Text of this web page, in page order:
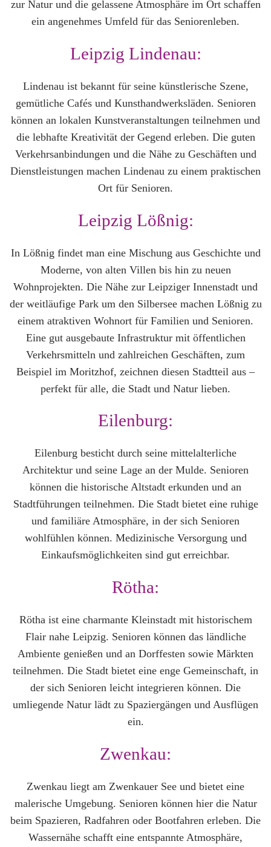
zur Natur und die gelassene Atmosphäre im Ort schaffen
ein angenehmes Umfeld für das Seniorenleben.
Leipzig Lindenau:
Lindenau ist bekannt für seine künstlerische Szene,
gemütliche Cafés und Kunsthandwerksläden. Senioren
können an lokalen Kunstveranstaltungen teilnehmen und
die lebhafte Kreativität der Gegend erleben. Die guten
Verkehrsanbindungen und die Nähe zu Geschäften und
Dienstleistungen machen Lindenau zu einem praktischen
Ort für Senioren.
Leipzig Lößnig:
In Lößnig findet man eine Mischung aus Geschichte und
Moderne, von alten Villen bis hin zu neuen
Wohnprojekten. Die Nähe zur Leipziger Innenstadt und
der weitläufige Park um den Silbersee machen Lößnig zu
einem atraktiven Wohnort für Familien und Senioren.
Eine gut ausgebaute Infrastruktur mit öffentlichen
Verkehrsmitteln und zahlreichen Geschäften, zum
Beispiel im Moritzhof, zeichnen diesen Stadtteil aus –
perfekt für alle, die Stadt und Natur lieben.
Eilenburg:
Eilenburg besticht durch seine mittelalterliche
Architektur und seine Lage an der Mulde. Senioren
können die historische Altstadt erkunden und an
Stadtführungen teilnehmen. Die Stadt bietet eine ruhige
und familiäre Atmosphäre, in der sich Senioren
wohlfühlen können. Medizinische Versorgung und
Einkaufsmöglichkeiten sind gut erreichbar.
Rötha:
Rötha ist eine charmante Kleinstadt mit historischem
Flair nahe Leipzig. Senioren können das ländliche
Ambiente genießen und an Dorffesten sowie Märkten
teilnehmen. Die Stadt bietet eine enge Gemeinschaft, in
der sich Senioren leicht integrieren können. Die
umliegende Natur lädt zu Spaziergängen und Ausflügen
ein.
Zwenkau:
Zwenkau liegt am Zwenkauer See und bietet eine
malerische Umgebung. Senioren können hier die Natur
beim Spazieren, Radfahren oder Bootfahren erleben. Die
Wassernähe schafft eine entspannte Atmosphäre,